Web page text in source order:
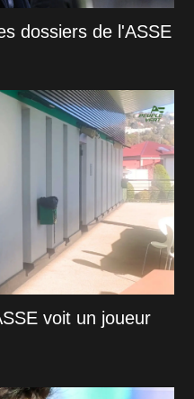
dossiers de l'ASSE
voit un joueur